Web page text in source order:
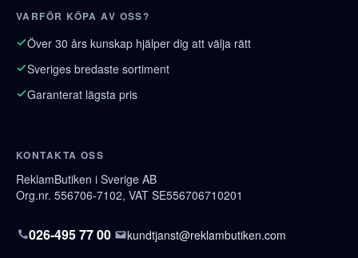
VARFÖR KÖPA AV OSS?
Över 30 års kunskap hjälper dig att välja rätt
Sveriges bredaste sortiment
Garanterat lägsta pris
KONTAKTA OSS
ReklamButiken i Sverige AB
Org.nr. 556706-7102, VAT SE556706710201
026-495 77 00 kundtjanst@reklambutiken.com